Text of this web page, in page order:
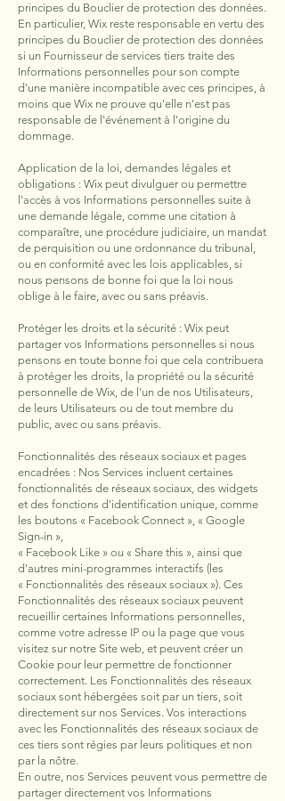
principes du Bouclier de protection des données.
En particulier, Wix reste responsable en vertu des
principes du Bouclier de protection des données
si un Fournisseur de services tiers traite des
Informations personnelles pour son compte
d'une manière incompatible avec ces principes, à
moins que Wix ne prouve qu'elle n'est pas
responsable de l'événement à l'origine du
dommage.
Application de la loi, demandes légales et
obligations : Wix peut divulguer ou permettre
l'accès à vos Informations personnelles suite à
une demande légale, comme une citation à
comparaître, une procédure judiciaire, un mandat
de perquisition ou une ordonnance du tribunal,
ou en conformité avec les lois applicables, si
nous pensons de bonne foi que la loi nous
oblige à le faire, avec ou sans préavis.
Protéger les droits et la sécurité : Wix peut
partager vos Informations personnelles si nous
pensons en toute bonne foi que cela contribuera
à protéger les droits, la propriété ou la sécurité
personnelle de Wix, de l'un de nos Utilisateurs,
de leurs Utilisateurs ou de tout membre du
public, avec ou sans préavis.
Fonctionnalités des réseaux sociaux et pages
encadrées : Nos Services incluent certaines
fonctionnalités de réseaux sociaux, des widgets
et des fonctions d'identification unique, comme
les boutons « Facebook Connect », « Google
Sign-in »,
« Facebook Like » ou « Share this », ainsi que
d'autres mini-programmes interactifs (les
« Fonctionnalités des réseaux sociaux »). Ces
Fonctionnalités des réseaux sociaux peuvent
recueillir certaines Informations personnelles,
comme votre adresse IP ou la page que vous
visitez sur notre Site web, et peuvent créer un
Cookie pour leur permettre de fonctionner
correctement. Les Fonctionnalités des réseaux
sociaux sont hébergées soit par un tiers, soit
directement sur nos Services. Vos interactions
avec les Fonctionnalités des réseaux sociaux de
ces tiers sont régies par leurs politiques et non
par la nôtre.
En outre, nos Services peuvent vous permettre de
partager directement vos Informations